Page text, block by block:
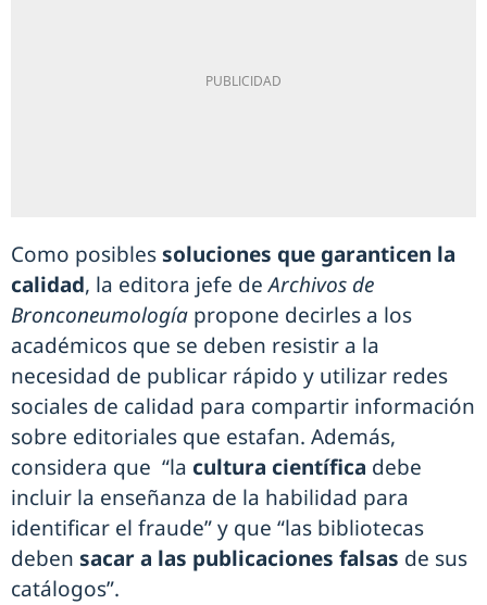
Como posiblessoluciones que garanticen la
calidad, la editora jefe deArchivos de
Bronconeumología propone decirles a los
académicos que se deben resistir a la
necesidad de publicar rápido y utilizar redes
sociales de calidad para compartir información
sobre editoriales que estafan. Además,
considera que “la cultura científica debe
incluir la enseñanza de la habilidad para
identificar el fraude” y que “las bibliotecas
deben sacar a las publicaciones falsas de sus
catálogos”.